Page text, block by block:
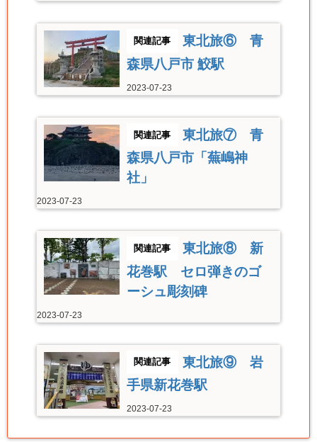
東北旅⑥ 青
森県八戸市 鮫駅
2023-07-23
東北旅⑦ 青
森県八戸市「蕪嶋神
社」
2023-07-23
東北旅⑧ 新
花巻駅 セロ弾きのゴ
ーシュ彫刻碑
2023-07-23
東北旅⑨ 岩
手県新花巻駅
2023-07-23